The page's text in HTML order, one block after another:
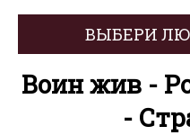
ВЫБЕРИ
Воин жив -
-